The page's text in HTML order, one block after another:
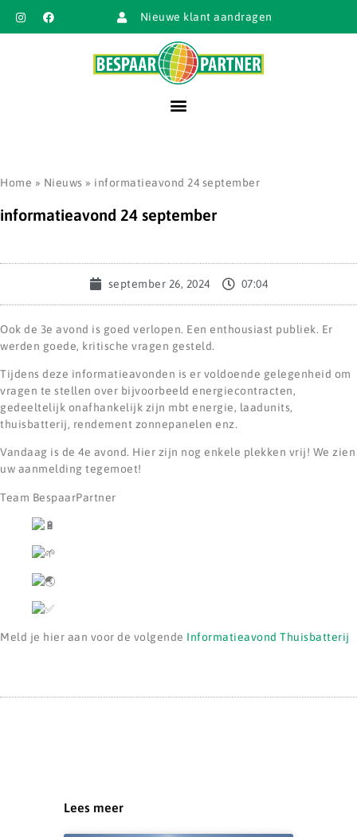
Nieuwe klant aandragen
Home » Nieuws » informatieavond 24 september
informatieavond 24 september
september 26, 2024 07:04
Ook de 3e avond is goed verlopen. Een enthousiast publiek. Er
werden goede, kritische vragen gesteld.
Tijdens deze informatieavonden is er voldoende gelegenheid om
vragen te stellen over bijvoorbeeld energiecontracten,
gedeeltelijk onafhankelijk zijn mbt energie, laadunits,
thuisbatterij, rendement zonnepanelen enz.
Vandaag is de 4e avond. Hier zijn nog enkele plekken vrij! We zien
uw aanmelding tegemoet!
Team BespaarPartner
Meld je hier aan voor de volgende Informatieavond Thuisbatterij
Lees meer